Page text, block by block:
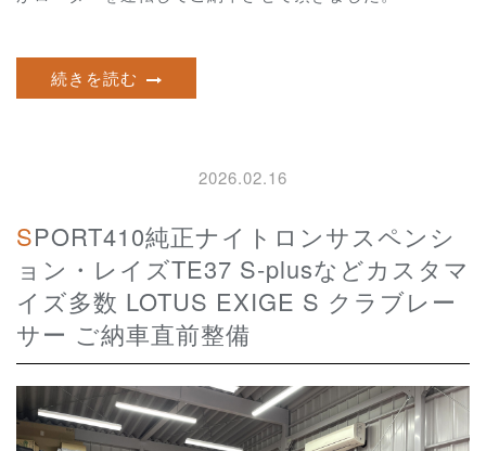
続きを読む
2026.02.16
SPORT410純正ナイトロンサスペンシ
ョン・レイズTE37 S-plusなどカスタマ
イズ多数 LOTUS EXIGE S クラブレー
サー ご納車直前整備